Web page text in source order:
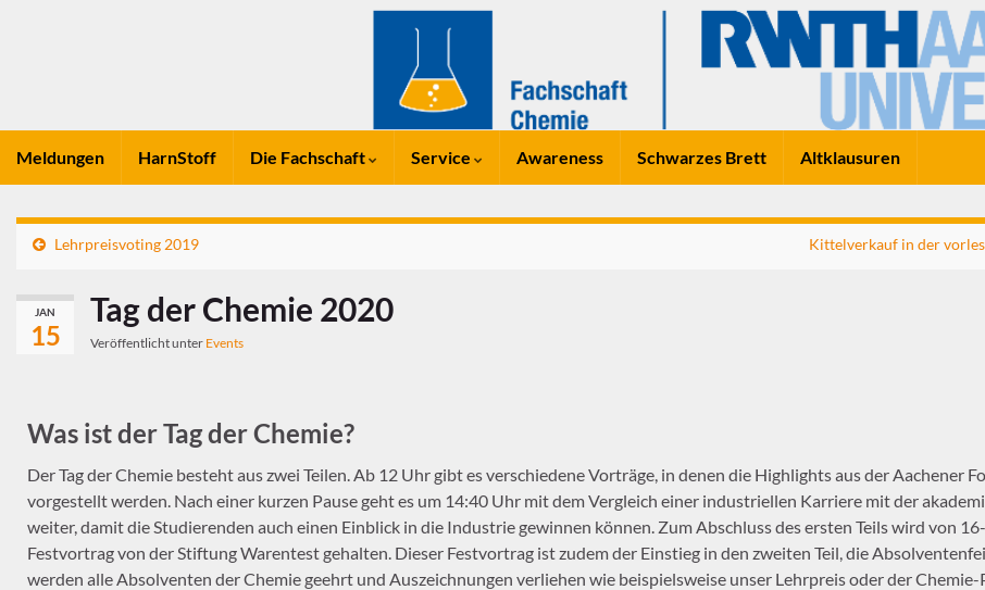
Meldungen HarnStoff Die Fachschaft Service Awareness Schwarzes Brett Altklausuren
Lehrpreisvoting 2019 Kittelverkauf in der
JAN
15
Tag der Chemie 2020
Veröffentlicht unter Events
Was ist der Tag der Chemie?
Der Tag der Chemie besteht aus zwei Teilen. Ab 12 Uhr gibt es verschiedene Vorträge, in denen die Highlights aus der Aachener
vorgestellt werden. Nach einer kurzen Pause geht es um 14:40 Uhr mit dem Vergleich einer industriellen Karriere mit der
weiter, damit die Studierenden auch einen Einblick in die Industrie gewinnen können. Zum Abschluss des ersten Teils wird von
Festvortrag von der Stiftung Warentest gehalten. Dieser Festvortrag ist zudem der Einstieg in den zweiten Teil, die
werden alle Absolventen der Chemie geehrt und Auszeichnungen verliehen wie beispielsweise unser Lehrpreis oder der Chemie-